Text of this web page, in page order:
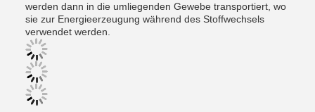
werden dann in die umliegenden Gewebe transportiert, wo
sie zur Energieerzeugung während des Stoffwechsels
verwendet werden.